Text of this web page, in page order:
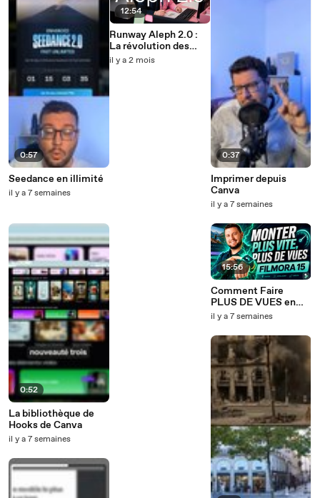
0:57
Seedance en illimité
il y a 7 semaines
0:52
La bibliothèque de
Hooks de Canva
il y a 7 semaines
12:54
Runway Aleph 2.0 :
La révolution des
effets spéciaux
il y a 2 mois
0:37
Imprimer depuis
Canva
il y a 7 semaines
15:56
Comment Faire
PLUS DE VUES en
Montant Ses Vidéos
Filmora
il y a 7 semaines